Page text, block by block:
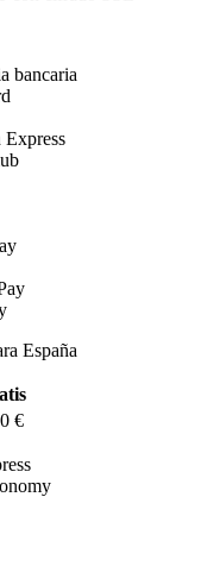
bancaria
España
€